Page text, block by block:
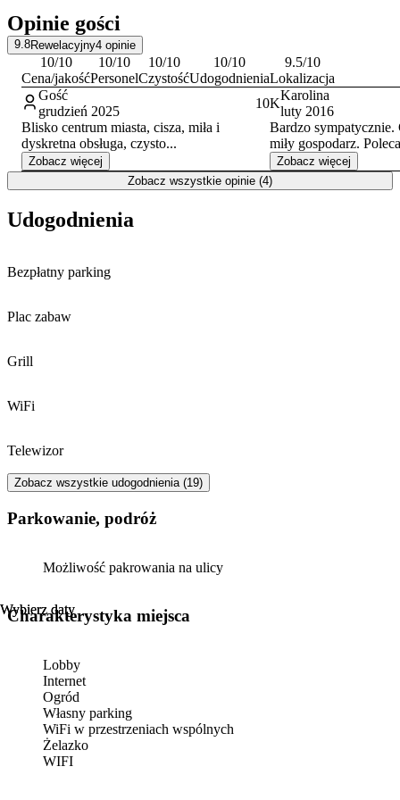
Opinie gości
9.8Rewelacyjny4 opinie
10/10
Cena/jakość
10/10
Personel
10/10
Czystość
10/10
Udogodnienia
9.5/10
Lokalizacja
Gość
grudzień 2025
10
Blisko centrum miasta, cisza, miła i
dyskretna obsługa, czysto...
Zobacz więcej
K
Karolina
luty 2016
Bardzo
miły gospodarz.
Zobacz więcej
Zobacz wszystkie opinie (4)
Wybierz daty
Wybierz daty
Udogodnienia
Bezpłatny parking
Plac zabaw
Grill
WiFi
Telewizor
Zobacz wszystkie udogodnienia (19)
Parkowanie, podróż
Możliwość pakrowania na ulicy
Charakterystyka miejsca
Lobby
Internet
Ogród
Własny parking
WiFi w przestrzeniach wspólnych
Żelazko
WIFI